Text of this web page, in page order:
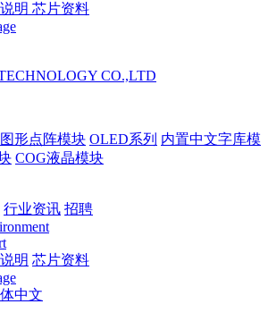
明 芯片资料
图形点阵模块 OLED系列 内置中文字库模
COG液晶模块
行业资讯 招聘
明 芯片资料
中文